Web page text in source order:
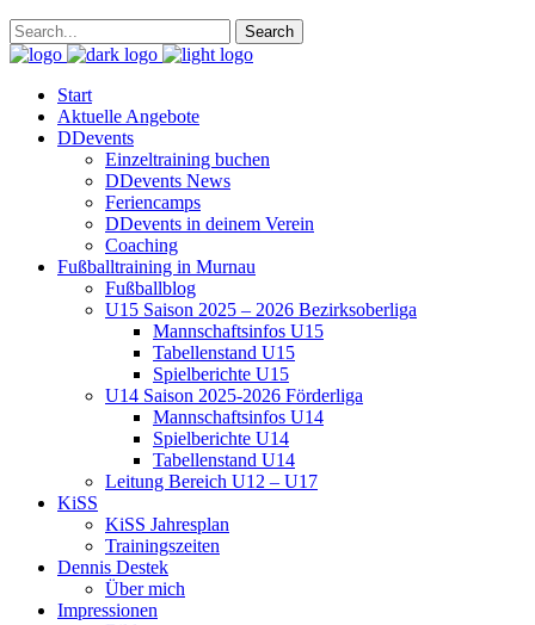
Start
Aktuelle Angebote
DDevents
Einzeltraining buchen
DDevents News
Feriencamps
DDevents in deinem Verein
Coaching
Fußballtraining in Murnau
Fußballblog
U15 Saison 2025 – 2026 Bezirksoberliga
Mannschaftsinfos U15
Tabellenstand U15
Spielberichte U15
U14 Saison 2025-2026 Förderliga
Mannschaftsinfos U14
Spielberichte U14
Tabellenstand U14
Leitung Bereich U12 – U17
KiSS
KiSS Jahresplan
Trainingszeiten
Dennis Destek
Über mich
Impressionen